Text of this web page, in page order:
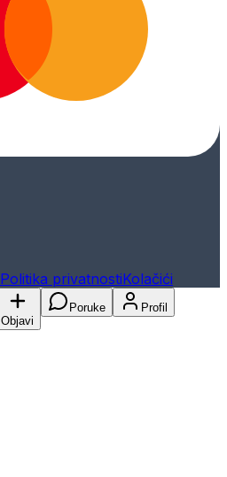
Politika privatnostiKolačići
Objavi
Poruke Profil